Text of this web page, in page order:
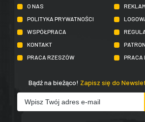
O NAS
POLITYKA PRYWATNOŚCI
WSPÓŁPRACA
KONTAKT
PRACA RZESZÓW
PRACA
Bądź na bieżąco! Zapisz się do